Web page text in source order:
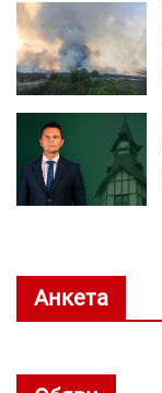
Анкета